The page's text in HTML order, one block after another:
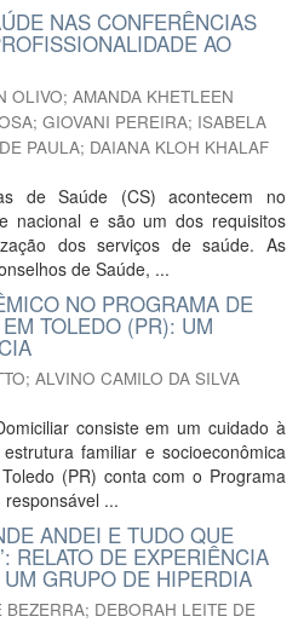
NAS CONFERÊNCIAS
AO
OLIVO; AMANDA KHETLEEN
; GIOVANI PEREIRA; ISABELA
PAULA; DAIANA KLOH KHALAF
de Saúde (CS) acontecem no
nacional e são um dos requisitos
dos serviços de saúde. As
de Saúde, ...
NO PROGRAMA DE
TOLEDO (PR): UM
; ALVINO CAMILO DA SILVA
consiste em um cuidado à
familiar e socioeconômica
(PR) conta com o Programa
responsável ...
ANDEI E TUDO QUE
RELATO DE EXPERIÊNCIA
GRUPO DE HIPERDIA
BEZERRA; DEBORAH LEITE DE